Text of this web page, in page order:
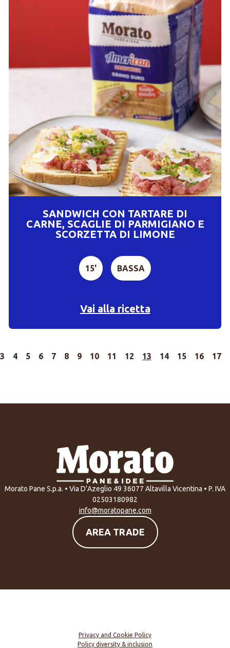
SANDWICH CON TARTARE DI
CARNE, SCAGLIE DI PARMIGIANO E
SCORZETTA DI LIMONE
15' BASSA
Vai alla ricetta
3 4 5 6 7 8 9 10 11 12 13 14 15 16 17
Morato Pane S.p.a. • Via D’Azeglio 49 36077 Altavilla Vicentina • P. IVA
02503180982
info@moratopane.com
AREA TRADE
Privacy and Cookie Policy
Policy diversity & inclusion